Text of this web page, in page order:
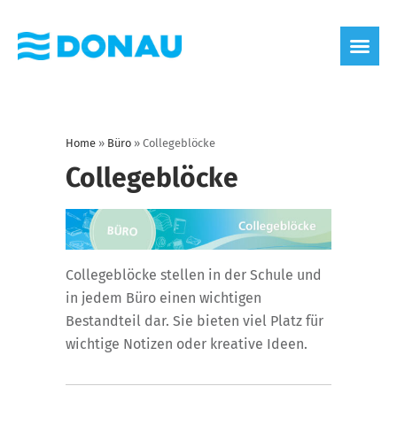
Home » Büro » Collegeblöcke
Collegeblöcke
Collegeblöcke stellen in der Schule und
in jedem Büro einen wichtigen
Bestandteil dar. Sie bieten viel Platz für
wichtige Notizen oder kreative Ideen.